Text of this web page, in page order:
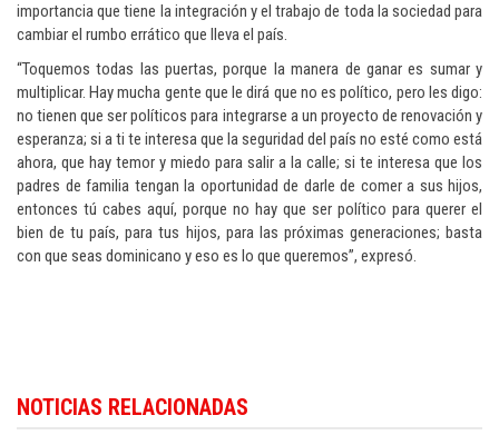
importancia que tiene la integración y el trabajo de toda la sociedad para
cambiar el rumbo errático que lleva el país.
“Toquemos todas las puertas, porque la manera de ganar es sumar y
multiplicar. Hay mucha gente que le dirá que no es político, pero les digo:
no tienen que ser políticos para integrarse a un proyecto de renovación y
esperanza; si a ti te interesa que la seguridad del país no esté como está
ahora, que hay temor y miedo para salir a la calle; si te interesa que los
padres de familia tengan la oportunidad de darle de comer a sus hijos,
entonces tú cabes aquí, porque no hay que ser político para querer el
bien de tu país, para tus hijos, para las próximas generaciones; basta
con que seas dominicano y eso es lo que queremos”, expresó.
Republic politics news in English.
NOTICIAS RELACIONADAS